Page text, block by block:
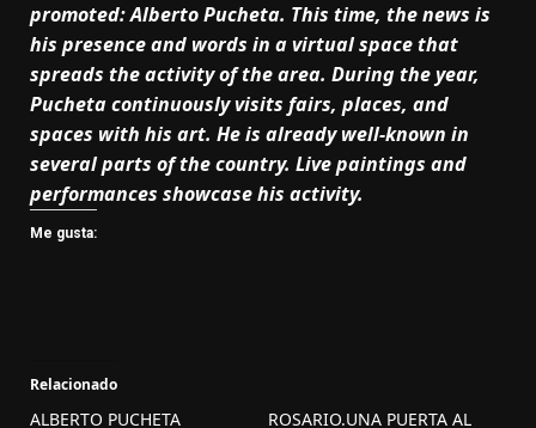
promoted: Alberto Pucheta. This time, the news is
his presence and words in a virtual space that
spreads the activity of the area. During the year,
Pucheta continuously visits fairs, places, and
spaces with his art. He is already well-known in
several parts of the country. Live paintings and
performances showcase his activity.
Me gusta:
Relacionado
ALBERTO PUCHETA ROSARIO.UNA PUERTA AL